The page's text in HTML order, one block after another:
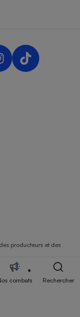
producteurs et des
combats Rechercher